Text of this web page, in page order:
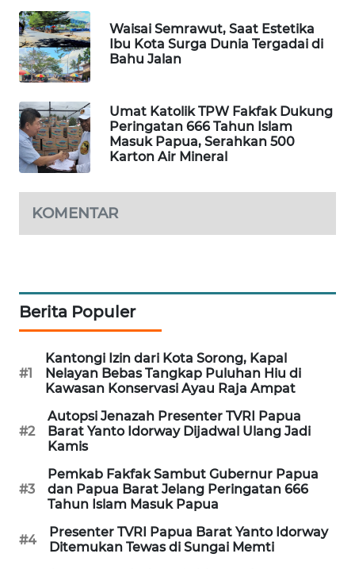
Waisai Semrawut, Saat Estetika
Ibu Kota Surga Dunia Tergadai di
Bahu Jalan
Umat Katolik TPW Fakfak Dukung
Peringatan 666 Tahun Islam
Masuk Papua, Serahkan 500
Karton Air Mineral
KOMENTAR
Berita Populer
#1
Kantongi Izin dari Kota Sorong, Kapal
Nelayan Bebas Tangkap Puluhan Hiu di
Kawasan Konservasi Ayau Raja Ampat
#2
Autopsi Jenazah Presenter TVRI Papua
Barat Yanto Idorway Dijadwal Ulang Jadi
Kamis
#3
Pemkab Fakfak Sambut Gubernur Papua
dan Papua Barat Jelang Peringatan 666
Tahun Islam Masuk Papua
#4
Presenter TVRI Papua Barat Yanto Idorway
Ditemukan Tewas di Sungai Memti
PORTAL
KONSUMEN
FORWAMKI
ALPERKLINAS
FORJASIDA
TAMBANG
NEWS
SIDIKALANG
SIBARAGAS
METRO
SIANTAR
NEWS
METRO
MEDAN